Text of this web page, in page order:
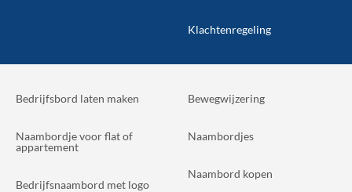
Klachtenregeling
Bedrijfsbord laten maken
Naambordje voor flat of
appartement
Bedrijfsnaambord met logo
Bewegwijzering
Naambordjes
Naambord kopen